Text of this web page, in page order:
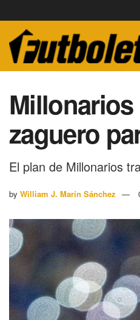
zaguero
El plan de Millonarios
by William J. Marín Sánchez